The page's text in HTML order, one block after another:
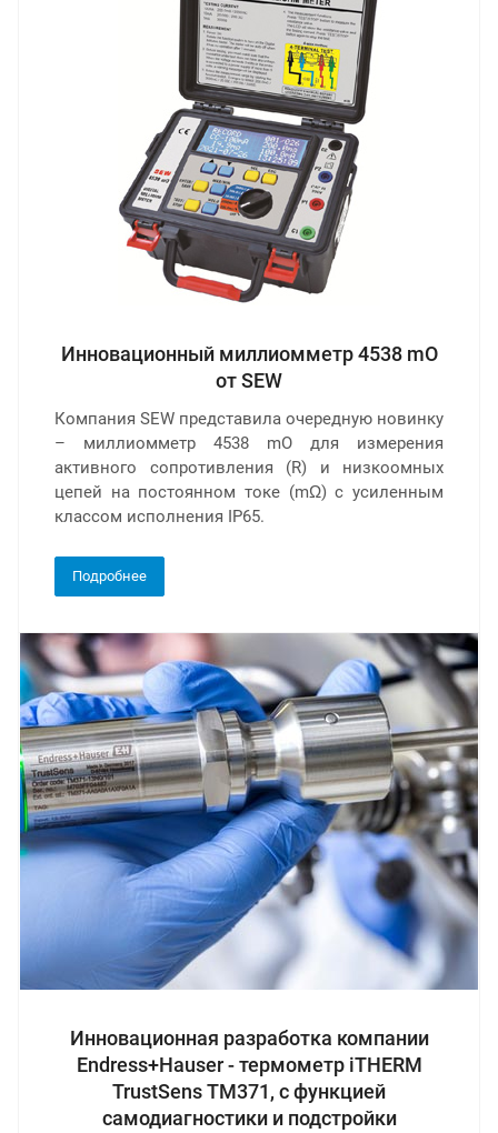
Инновационный миллиомметр 4538 mO
от SEW
Компания SEW представила очередную новинку
– миллиомметр 4538 mO для измерения
активного сопротивления (R) и низкоомных
цепей на постоянном токе (mΩ) с усиленным
классом исполнения IP65.
Подробнее
Инновационная разработка компании
Endress+Hauser - термометр iTHERM
TrustSens ТМ371, с функцией
самодиагностики и подстройки